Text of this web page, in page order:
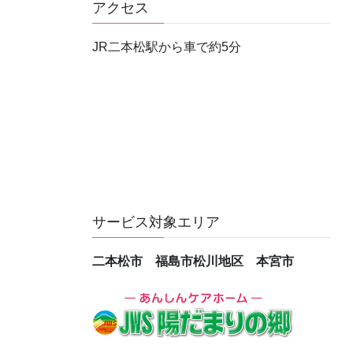
アクセス
JR二本松駅から車で約5分
サービス対象エリア
二本松市 福島市松川地区 本宮市